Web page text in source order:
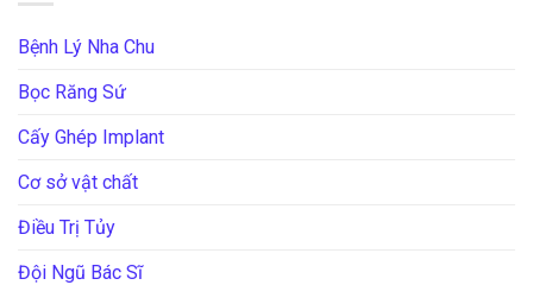
Bệnh Lý Nha Chu
Bọc Răng Sứ
Cấy Ghép Implant
Cơ sở vật chất
Điều Trị Tủy
Đội Ngũ Bác Sĩ